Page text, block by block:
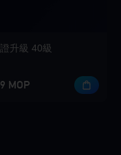
升級 40級
MOP